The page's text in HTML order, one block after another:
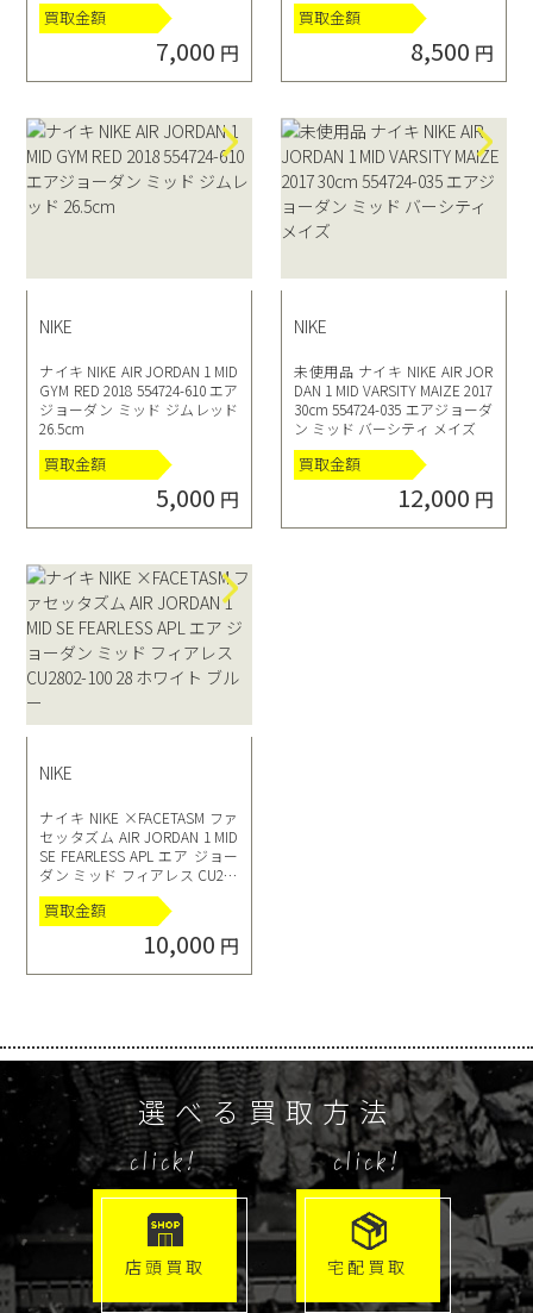
買取金額
7,000 円
買取金額
8,500 円
NIKE
ナイキ NIKE AIR JORDAN 1 MID
GYM RED 2018 554724-610 エア
ジョーダン ミッド ジムレッド
26.5cm
買取金額
5,000 円
NIKE
未使用品 ナイキ NIKE AIR JOR
DAN 1 MID VARSITY MAIZE 2017
30cm 554724-035 エアジョーダ
ン ミッド バーシティ メイズ
買取金額
12,000 円
NIKE
ナイキ NIKE ×FACETASM ファ
セッタズム AIR JORDAN 1 MID
SE FEARLESS APL エア ジョー
ダン ミッド フィアレス CU280
2-100 28 ホワイト ブルー
買取金額
10,000 円
選べる買取方法
click!
店頭買取
click!
宅配買取